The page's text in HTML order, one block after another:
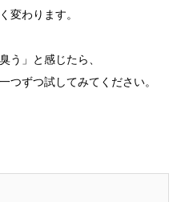
変わります。
う」と感じたら、
つずつ試してみてください。